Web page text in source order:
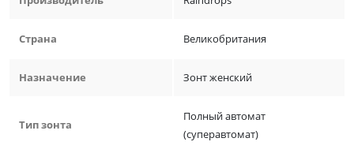
Страна Великобритания
Назначение Зонт женский
Тип зонта
Полный автомат
(суперавтомат)